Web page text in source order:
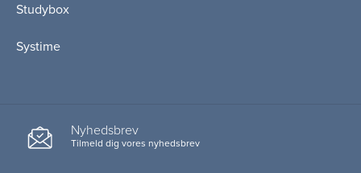
Studybox
Systime
Nyhedsbrev
Tilmeld dig vores nyhedsbrev